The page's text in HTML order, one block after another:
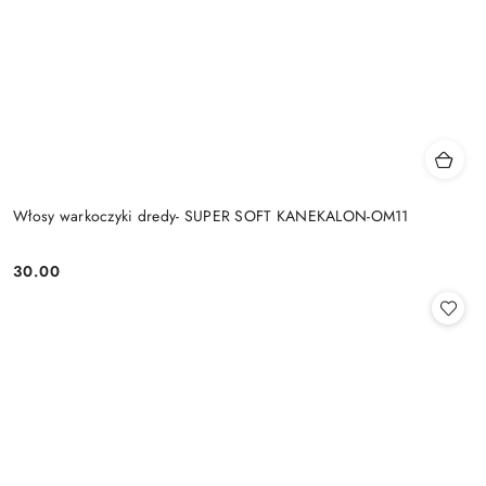
Włosy warkoczyki dredy- SUPER SOFT KANEKALON-OM11
Cena:
30.00